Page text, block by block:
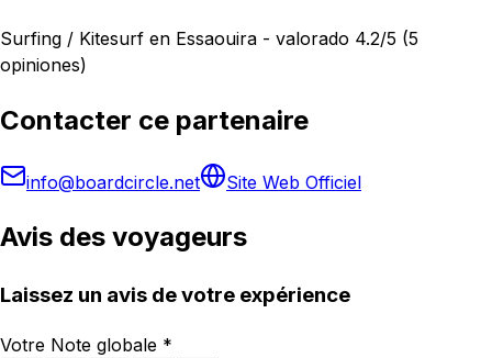
Surfing / Kitesurf en Essaouira - valorado 4.2/5 (5
opiniones)
Contacter ce partenaire
info@boardcircle.net Site Web Officiel
Avis des voyageurs
Laissez un avis de votre expérience
Votre Note globale *